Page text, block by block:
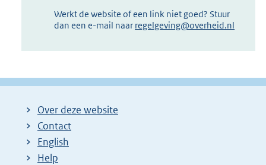
Werkt de website of een link niet goed? Stuur
dan een e-mail naar regelgeving@overheid.nl
Over deze website
Contact
English
Help